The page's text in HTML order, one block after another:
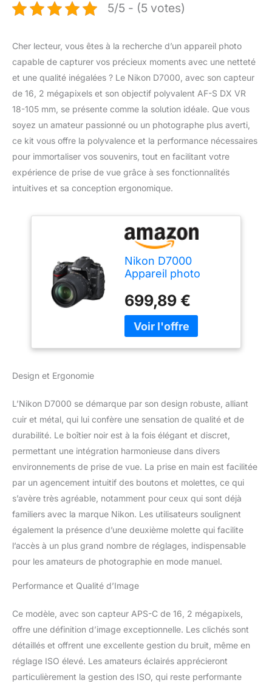
5/5 - (5 votes)
Cher lecteur, vous êtes à la recherche d’un appareil photo
capable de capturer vos précieux moments avec une netteté
et une qualité inégalées ? Le Nikon D7000, avec son capteur
de 16, 2 mégapixels et son objectif polyvalent AF-S DX VR
18-105 mm, se présente comme la solution idéale. Que vous
soyez un amateur passionné ou un photographe plus averti,
ce kit vous offre la polyvalence et la performance nécessaires
pour immortaliser vos souvenirs, tout en facilitant votre
expérience de prise de vue grâce à ses fonctionnalités
intuitives et sa conception ergonomique.
Nikon D7000
Appareil photo
16,2 Mpix Kit Boîtier
+ Objectif AF-S
DXVR 18-105 Mm
Noir
699,89 €
Design et Ergonomie
L’Nikon D7000 se démarque par son design robuste, alliant
cuir et métal, qui lui confère une sensation de qualité et de
durabilité. Le boîtier noir est à la fois élégant et discret,
permettant une intégration harmonieuse dans divers
environnements de prise de vue. La prise en main est facilitée
par un agencement intuitif des boutons et molettes, ce qui
s’avère très agréable, notamment pour ceux qui sont déjà
familiers avec la marque Nikon. Les utilisateurs soulignent
également la présence d’une deuxième molette qui facilite
l’accès à un plus grand nombre de réglages, indispensable
pour les amateurs de photographie en mode manuel.
Performance et Qualité d’Image
Ce modèle, avec son capteur APS-C de 16, 2 mégapixels,
offre une définition d’image exceptionnelle. Les clichés sont
détaillés et offrent une excellente gestion du bruit, même en
réglage ISO élevé. Les amateurs éclairés apprécieront
particulièrement la gestion des ISO, qui reste performante